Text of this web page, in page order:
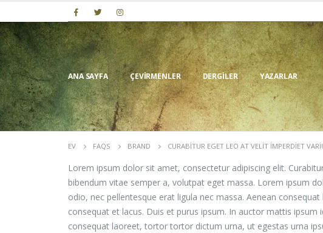
ANA SAYFA ÇEVIRMENLER DERGILER YAZARLAR
EV FAQS BRAND CURABITUR EGET LEO AT VELIT IMPERDIET
Lorem ipsum dolor sit amet, consectetur adipiscing elit.
bibendum vitae semper a, volutpat eget massa. Lorem ipsum
odio, nec pellentesque erat ligula nec massa. Aenean
consequat et lacus. Duis et purus ipsum. In auctor mattis
consequat laoreet, tortor tortor dictum urna, ut egestas urna